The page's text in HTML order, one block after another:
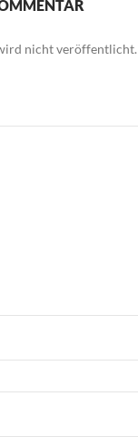
nicht veröffentlicht.